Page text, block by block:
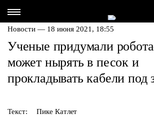
Новости — 18 июня 2021, 18:55
Ученые придумали
может нырять в песок и
прокладывать кабели под
Текст: Пике Катлет